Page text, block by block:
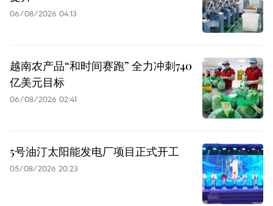
06/08/2026 04:13
越南农产品“和时间赛跑” 全力冲刺740
亿美元目标
06/08/2026 02:41
5号油汀太阳能发电厂项目正式开工
05/08/2026 20:23